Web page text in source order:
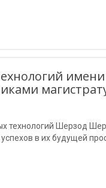
технологий Шерзод
в их будущей